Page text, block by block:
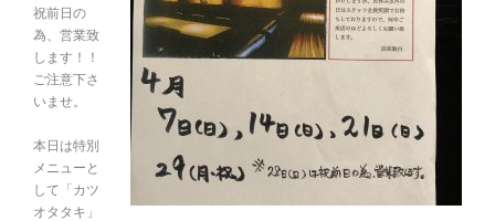
祝前日の
為、営業致
します！！
ご注意下さ
いませ。
本日は特別
メニューと
して「カツ
オタタキ」